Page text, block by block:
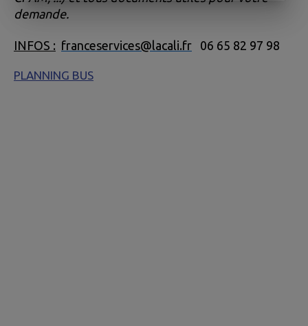
demande.
INFOS : franceservices@lacali.fr 06 65 82 97 98
PLANNING BUS